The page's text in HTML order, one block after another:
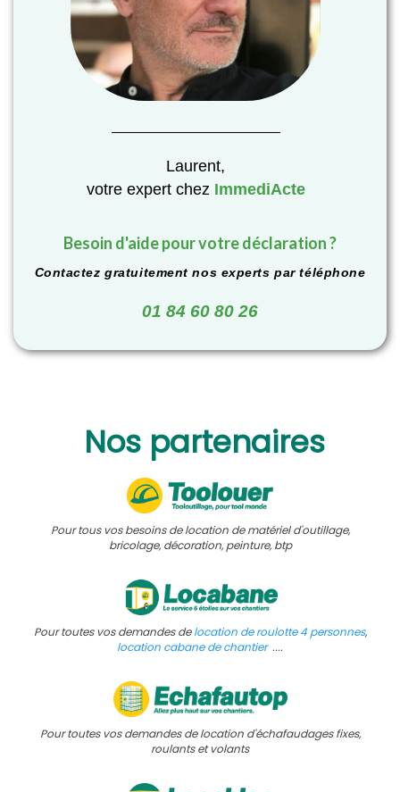
Laurent,
votre expert chez ImmediActe
Besoin d'aide pour votre déclaration ?
Contactez gratuitement nos experts par téléphone
01 84 60 80 26
Nos partenaires
Pour tous vos besoins de location de matériel d'outillage,
bricolage, décoration, peinture, btp
Pour toutes vos demandes delocation de roulotte 4 personnes,
location cabane de chantier....
Pour toutes vos demandes de location d'échafaudages fixes,
roulants et volants